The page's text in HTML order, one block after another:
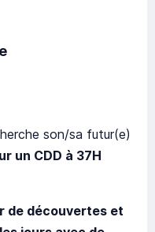
son/sa futur(e)
un CDD à 37H
de découvertes et